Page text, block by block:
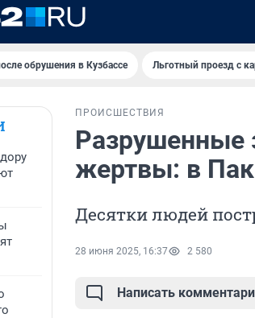
обрушения в Кузбассе Льготный проезд с
ПРОИСШЕСТВИЯ
Разрушенные
жертвы: в
Десятки людей
28 июня 2025, 16:37 2 580
Написать